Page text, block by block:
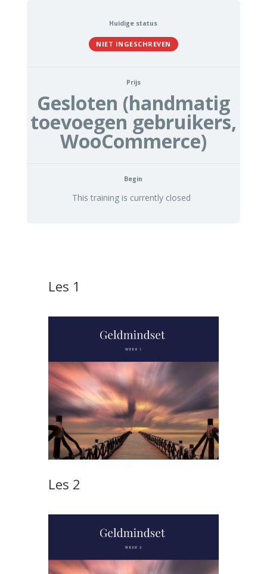
Huidige status
NIET INGESCHREVEN
Prijs
Gesloten (handmatig
toevoegen gebruikers,
WooCommerce)
Begin
This training is currently closed
Les 1
Les 2